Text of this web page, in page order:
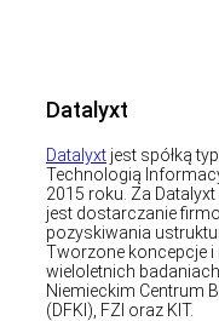
Datalyxt
Datalyxt jest spółką
Technologią
2015 roku. Za
jest dostarczanie
pozyskiwania
Tworzone koncepcje i
wieloletnich
Niemieckim Centrum
(DFKI), FZI oraz KIT.